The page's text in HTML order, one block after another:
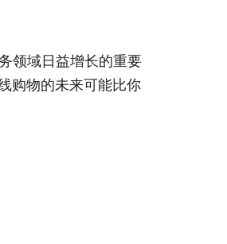
领域日益增长的重要
购物的未来可能比你